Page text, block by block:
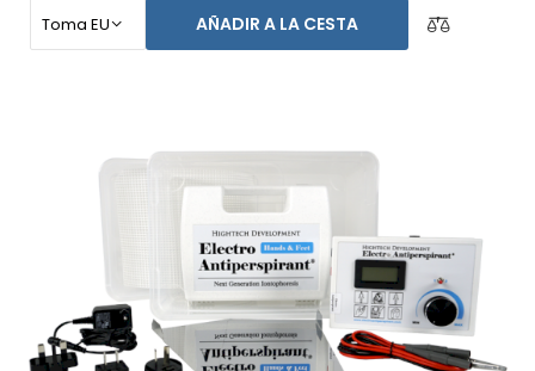
axilas, y ambas manos sin ayuda de otras personas
están en tu idioma.
AÑADIR A LA CESTA